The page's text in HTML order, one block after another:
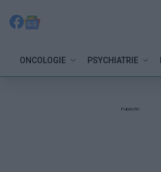
ONCOLOGIE PSYCHIATRIE
Publicité: